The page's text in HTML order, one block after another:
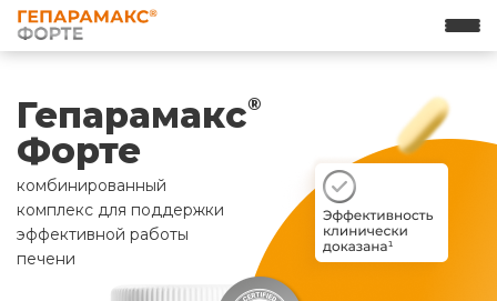
Гепарамакс®
Форте
комбинированный
комплекс для поддержки
эффективной работы
печени